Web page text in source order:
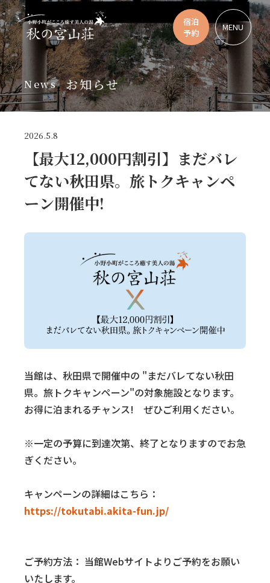
宿泊
予約
MENU
News お知らせ
2026.5.8
【最大12,000円割引】まだバレ
てない秋田県。旅トクキャンペ
ーン開催中!
当館は、秋田県で開催中の "まだバレてない秋田
県。旅トクキャンペーン"の対象施設となります。
お得に泊まれるチャンス! ぜひご利用ください。
※一定の予算に到達次第、終了となりますのでお急
ぎください。
キャンペーンの詳細はこちら：
https://tokutabi.akita-fun.jp/
ご予約方法： 当館Webサイトよりご予約をお願い
いたします。